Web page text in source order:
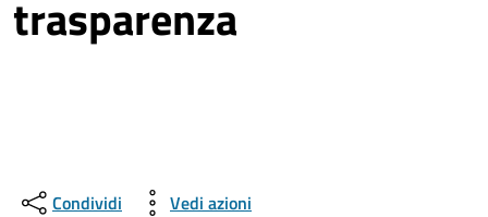
trasparenza
Condividi Vedi azioni